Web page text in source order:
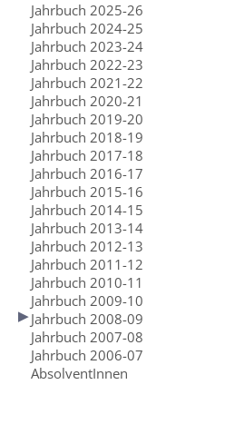
Jahrbuch 2025-26
Jahrbuch 2024-25
Jahrbuch 2023-24
Jahrbuch 2022-23
Jahrbuch 2021-22
Jahrbuch 2020-21
Jahrbuch 2019-20
Jahrbuch 2018-19
Jahrbuch 2017-18
Jahrbuch 2016-17
Jahrbuch 2015-16
Jahrbuch 2014-15
Jahrbuch 2013-14
Jahrbuch 2012-13
Jahrbuch 2011-12
Jahrbuch 2010-11
Jahrbuch 2009-10
Jahrbuch 2008-09
Jahrbuch 2007-08
Jahrbuch 2006-07
AbsolventInnen